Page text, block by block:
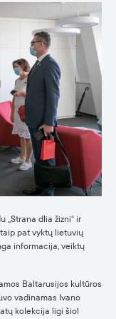
dlia žizni“ ir
pat vyktų lietuvių
informacija, veiktų
Baltarusijos kultūros
vadinamas Ivano
kolekcija ligi šiol